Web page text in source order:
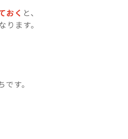
おく と、
ます。
す。